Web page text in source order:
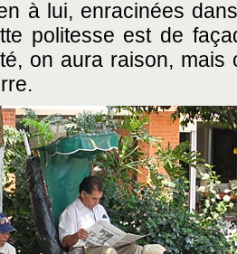
à lui, enracinées
politesse est de
on aura raison,